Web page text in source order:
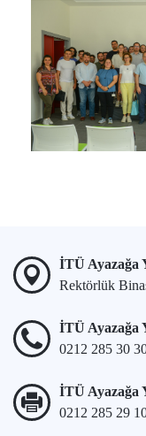
İTÜ Ayazağa
Rektörlük
İTÜ Ayazağa
0212 285 30
İTÜ Ayazağa
0212 285 29